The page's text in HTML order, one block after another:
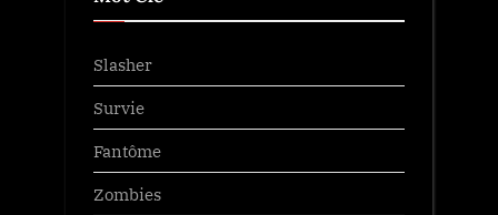
Slasher
Survie
Fantôme
Zombies